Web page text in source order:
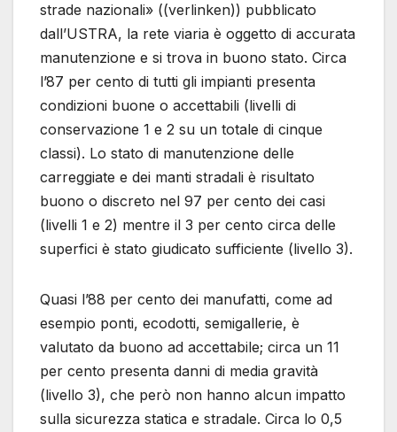
strade nazionali» ((verlinken)) pubblicato
dall’USTRA, la rete viaria è oggetto di accurata
manutenzione e si trova in buono stato. Circa
l’87 per cento di tutti gli impianti presenta
condizioni buone o accettabili (livelli di
conservazione 1 e 2 su un totale di cinque
classi). Lo stato di manutenzione delle
carreggiate e dei manti stradali è risultato
buono o discreto nel 97 per cento dei casi
(livelli 1 e 2) mentre il 3 per cento circa delle
superfici è stato giudicato sufficiente (livello 3).
Quasi l’88 per cento dei manufatti, come ad
esempio ponti, ecodotti, semigallerie, è
valutato da buono ad accettabile; circa un 11
per cento presenta danni di media gravità
(livello 3), che però non hanno alcun impatto
sulla sicurezza statica e stradale. Circa lo 0,5